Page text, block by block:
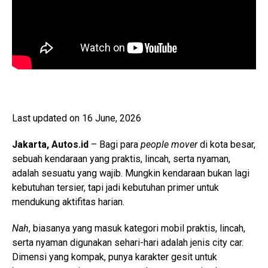
Last updated on 16 June, 2026
Jakarta, Autos.id – Bagi para people moverdi kota besar,
sebuah kendaraan yang praktis, lincah, serta nyaman,
adalah sesuatu yang wajib. Mungkin kendaraan bukan lagi
kebutuhan tersier, tapi jadi kebutuhan primer untuk
mendukung aktifitas harian.
Nah, biasanya yang masuk kategori mobil praktis, lincah,
serta nyaman digunakan sehari-hari adalah jenis city car.
Dimensi yang kompak, punya karakter gesit untuk